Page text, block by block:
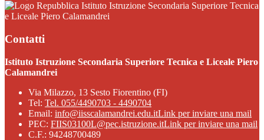
Istituto Istruzione Secondaria Superiore Tecnica
e Liceale Piero Calamandrei
Contatti
Istituto Istruzione Secondaria Superiore Tecnica e Liceale Piero
Calamandrei
Via Milazzo, 13 Sesto Fiorentino (FI)
Tel: Tel. 055/4490703 - 4490704
Email: info@iisscalamandrei.edu.itLink per inviare una mail
PEC: FIIS03100L@pec.istruzione.itLink per inviare una mail
C.F.: 94248700489